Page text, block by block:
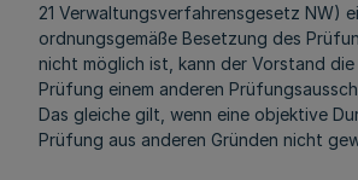
21 Verwaltungsverfahrensgesetz NW)
ordnungsgemäße Besetzung des
nicht möglich ist, kann der Vorstand
Prüfung einem anderen
Das gleiche gilt, wenn eine objektive
Prüfung aus anderen Gründen nicht